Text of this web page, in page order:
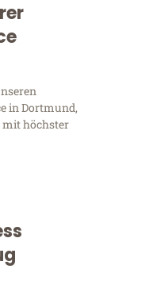
in Dortmund,
mit höchster